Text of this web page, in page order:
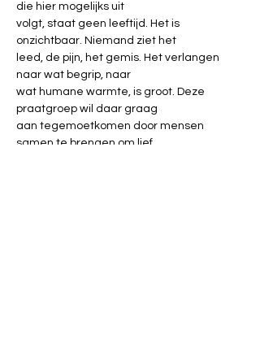
die hier mogelijks uit
volgt, staat geen leeftijd. Het is
onzichtbaar. Niemand ziet het
leed, de pijn, het gemis. Het verlangen
naar wat begrip, naar
wat humane warmte, is groot. Deze
praatgroep wil daar graag
aan tegemoetkomen door mensen
samen te brengen om lief